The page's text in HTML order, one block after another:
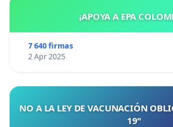
¡APOYA A EPA
7 640 firmas
2 Apr 2025
NO A LA LEY DE VACUNACIÓN
19"